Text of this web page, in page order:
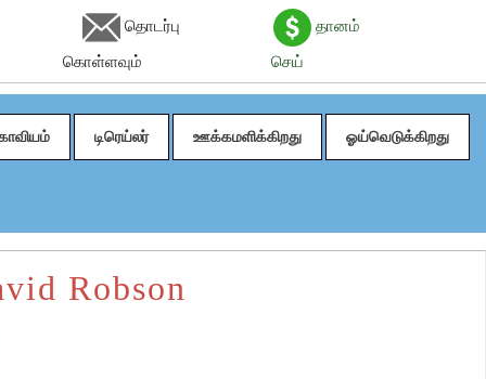
தொடர்பு
கொள்ளவும்
தானம்
செய்
டிரெய்லர் ஊக்கமளிக்கிறது ஓய்வெடுக்கிறது
Robson